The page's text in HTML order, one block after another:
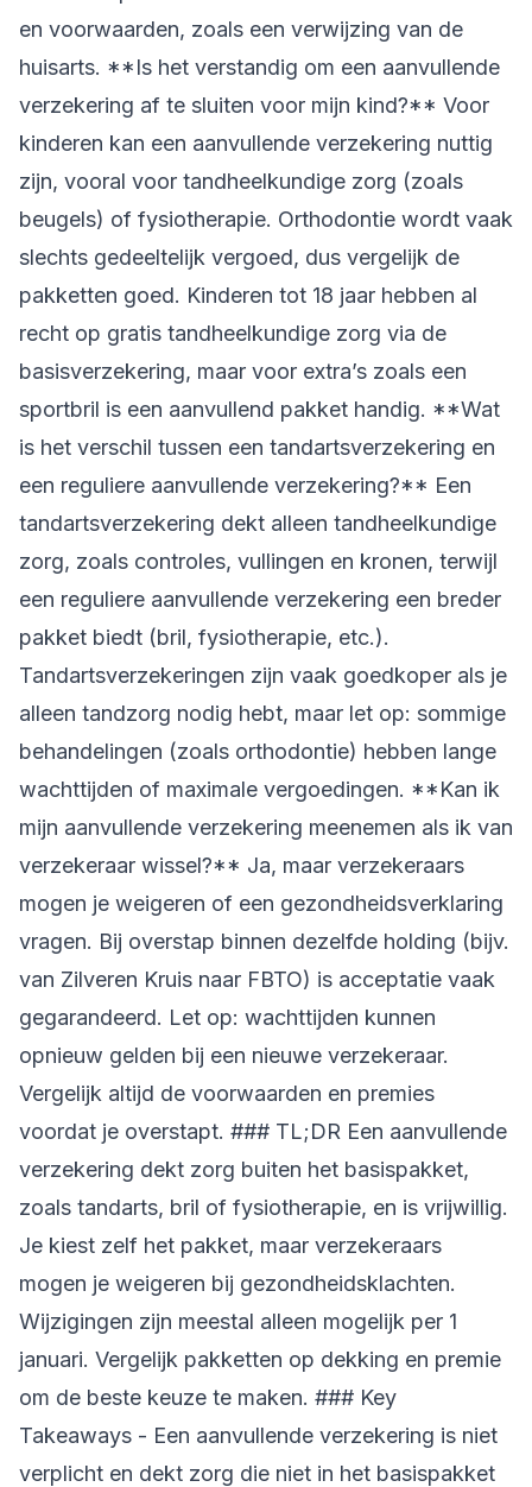
en voorwaarden, zoals een verwijzing van de
huisarts. **Is het verstandig om een aanvullende
verzekering af te sluiten voor mijn kind?** Voor
kinderen kan een aanvullende verzekering nuttig
zijn, vooral voor tandheelkundige zorg (zoals
beugels) of fysiotherapie. Orthodontie wordt vaak
slechts gedeeltelijk vergoed, dus vergelijk de
pakketten goed. Kinderen tot 18 jaar hebben al
recht op gratis tandheelkundige zorg via de
basisverzekering, maar voor extra’s zoals een
sportbril is een aanvullend pakket handig. **Wat
is het verschil tussen een tandartsverzekering en
een reguliere aanvullende verzekering?** Een
tandartsverzekering dekt alleen tandheelkundige
zorg, zoals controles, vullingen en kronen, terwijl
een reguliere aanvullende verzekering een breder
pakket biedt (bril, fysiotherapie, etc.).
Tandartsverzekeringen zijn vaak goedkoper als je
alleen tandzorg nodig hebt, maar let op: sommige
behandelingen (zoals orthodontie) hebben lange
wachttijden of maximale vergoedingen. **Kan ik
mijn aanvullende verzekering meenemen als ik van
verzekeraar wissel?** Ja, maar verzekeraars
mogen je weigeren of een gezondheidsverklaring
vragen. Bij overstap binnen dezelfde holding (bijv.
van Zilveren Kruis naar FBTO) is acceptatie vaak
gegarandeerd. Let op: wachttijden kunnen
opnieuw gelden bij een nieuwe verzekeraar.
Vergelijk altijd de voorwaarden en premies
voordat je overstapt. ### TL;DR Een aanvullende
verzekering dekt zorg buiten het basispakket,
zoals tandarts, bril of fysiotherapie, en is vrijwillig.
Je kiest zelf het pakket, maar verzekeraars
mogen je weigeren bij gezondheidsklachten.
Wijzigingen zijn meestal alleen mogelijk per 1
januari. Vergelijk pakketten op dekking en premie
om de beste keuze te maken. ### Key
Takeaways - Een aanvullende verzekering is niet
verplicht en dekt zorg die niet in het basispakket